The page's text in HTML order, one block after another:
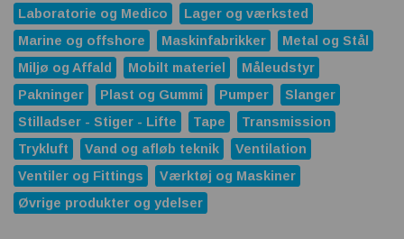
Laboratorie og Medico
Lager og værksted
Marine og offshore
Maskinfabrikker
Metal og Stål
Miljø og Affald
Mobilt materiel
Måleudstyr
Pakninger
Plast og Gummi Pumper
Slanger
Stilladser - Stiger - Lifte
Tape
Transmission
Trykluft
Vand og afløb teknik
Ventilation
Ventiler og Fittings
Værktøj og Maskiner
Øvrige produkter og ydelser